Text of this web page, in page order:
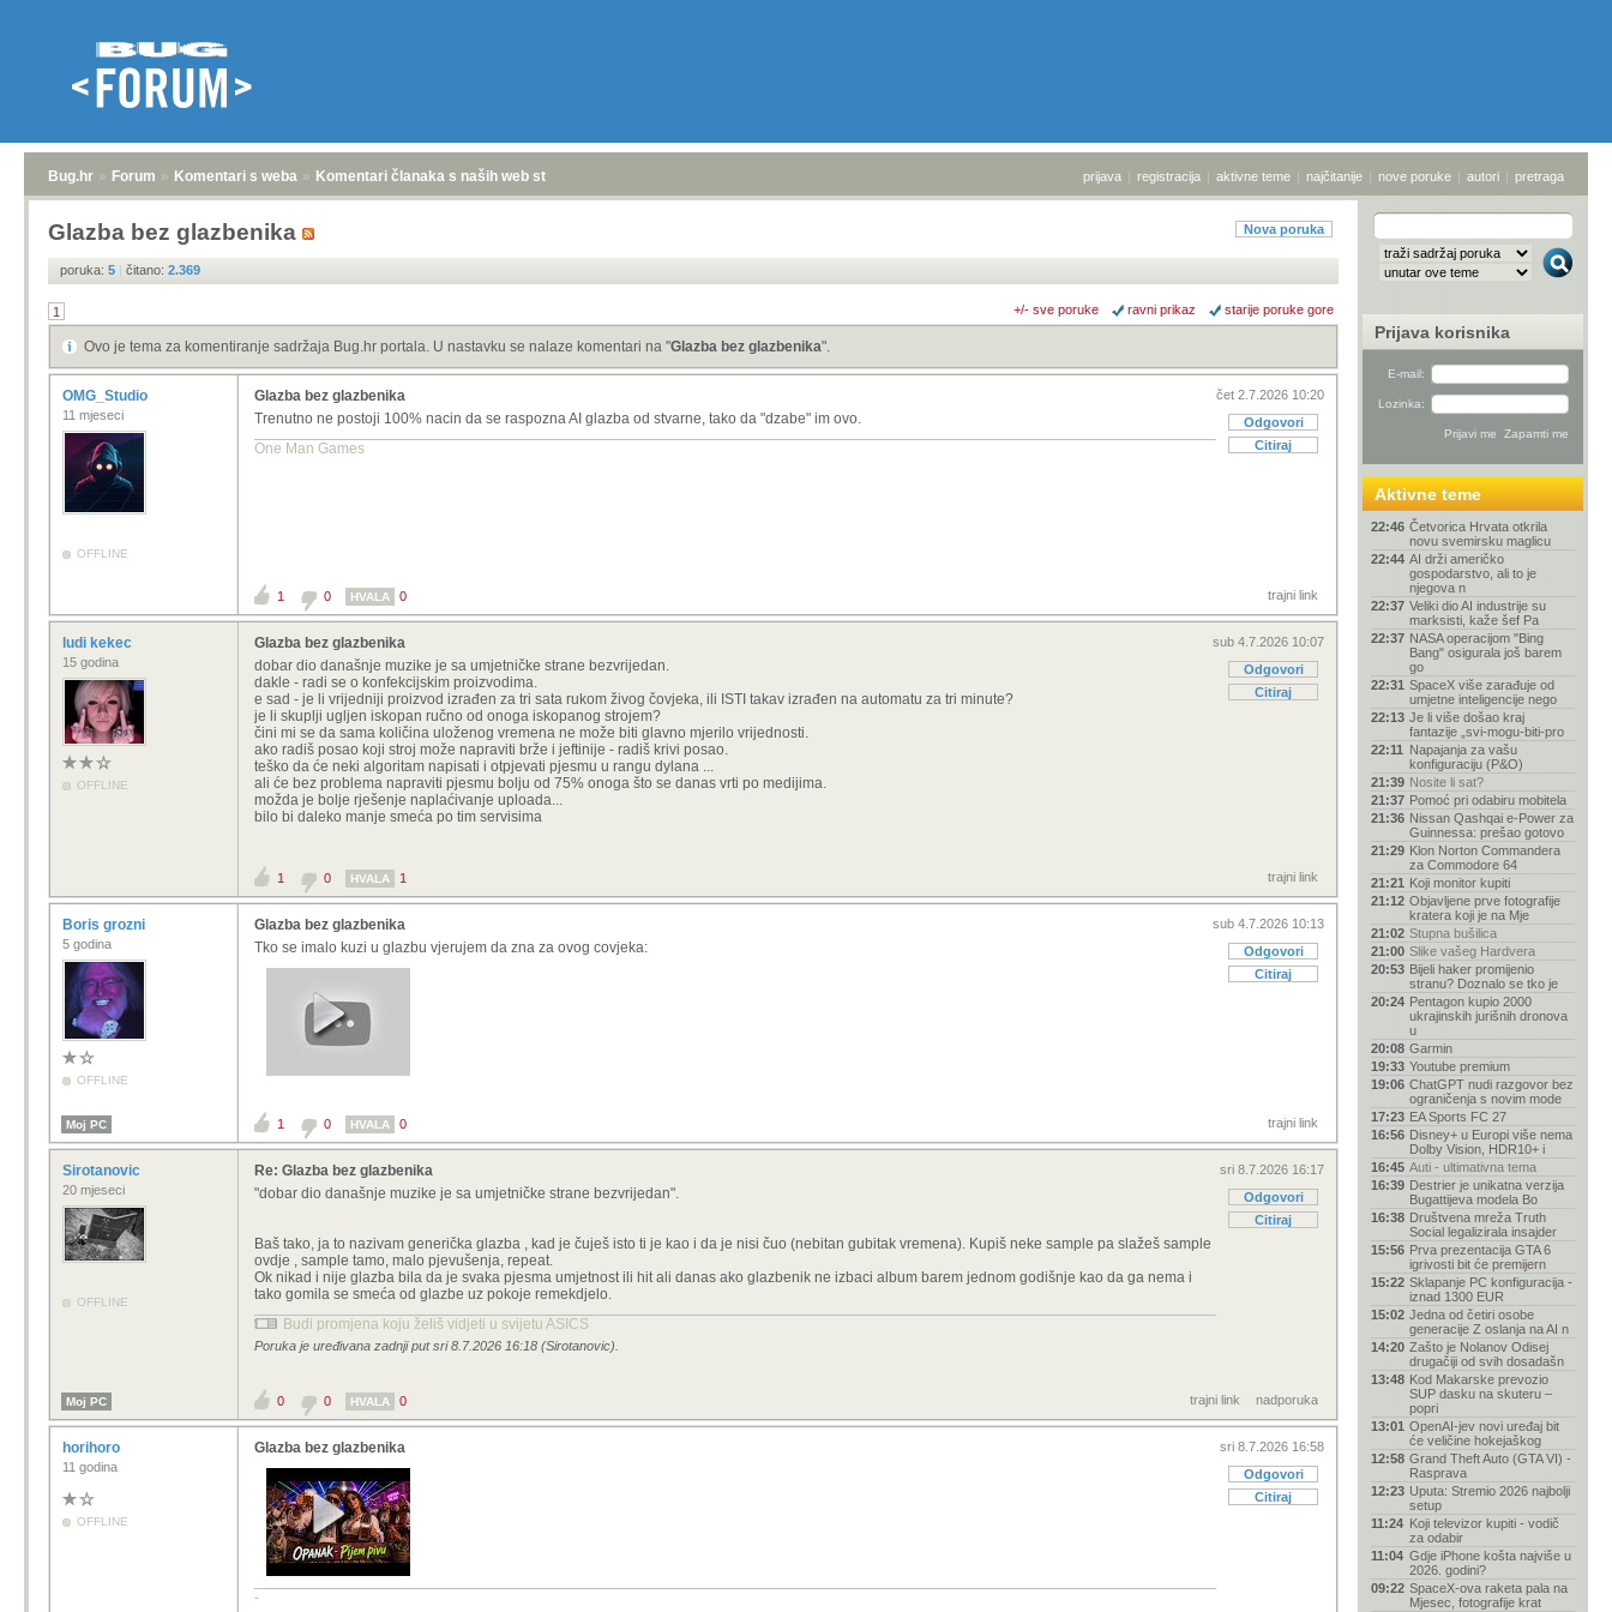
Bug.hr » Forum » Komentari s weba » Komentari članaka s naših web stranica prijava | registracija | aktivne teme | najčitanije | nove poruke | autori | pretraga
Nova poruka
Glazba bez glazbenika
poruka: 5 | čitano: 2.369
1 +/- sve poruke ravni prikaz starije poruke gore
Ovo je tema za komentiranje sadržaja Bug.hr portala. U nastavku se nalaze komentari na "Glazba bez glazbenika".
OMG_Studio
11 mjeseci
OFFLINE
čet 2.7.2026 10:20
Odgovori
Citiraj
Glazba bez glazbenika
Trenutno ne postoji 100% nacin da se raspozna AI glazba od stvarne, tako da "dzabe" im ovo.
One Man Games
trajni link
1 0 HVALA 0
ludi kekec
15 godina
OFFLINE
sub 4.7.2026 10:07
Odgovori
Citiraj
Glazba bez glazbenika
dobar dio današnje muzike je sa umjetničke strane bezvrijedan.
dakle - radi se o konfekcijskim proizvodima.
e sad - je li vrijedniji proizvod izrađen za tri sata rukom živog čovjeka, ili ISTI takav izrađen na automatu za tri minute?
je li skuplji ugljen iskopan ručno od onoga iskopanog strojem?
čini mi se da sama količina uloženog vremena ne može biti glavno mjerilo vrijednosti.
ako radiš posao koji stroj može napraviti brže i jeftinije - radiš krivi posao.
teško da će neki algoritam napisati i otpjevati pjesmu u rangu dylana ...
ali će bez problema napraviti pjesmu bolju od 75% onoga što se danas vrti po medijima.
možda je bolje rješenje naplaćivanje uploada...
bilo bi daleko manje smeća po tim servisima
trajni link
1 0 HVALA 1
Boris grozni
5 godina
OFFLINE
sub 4.7.2026 10:13
Odgovori
Citiraj
Glazba bez glazbenika
Tko se imalo kuzi u glazbu vjerujem da zna za ovog covjeka:
Moj PC trajni link
1 0 HVALA 0
Sirotanovic
20 mjeseci
OFFLINE
sri 8.7.2026 16:17
Odgovori
Citiraj
Re: Glazba bez glazbenika
"dobar dio današnje muzike je sa umjetničke strane bezvrijedan".
Baš tako, ja to nazivam generička glazba , kad je čuješ isto ti je kao i da je nisi čuo (nebitan gubitak vremena). Kupiš neke sample pa slažeš sample
ovdje , sample tamo, malo pjevušenja, repeat.
Ok nikad i nije glazba bila da je svaka pjesma umjetnost ili hit ali danas ako glazbenik ne izbaci album barem jednom godišnje kao da ga nema i
tako gomila se smeća od glazbe uz pokoje remekdjelo.
Budi promjena koju želiš vidjeti u svijetu ASICS
Poruka je uređivana zadnji put sri 8.7.2026 16:18 (Sirotanovic).
Moj PC trajni link nadporuka
0 0 HVALA 0
horihoro
11 godina
OFFLINE
sri 8.7.2026 16:58
Odgovori
Citiraj
Glazba bez glazbenika
-
Prijava korisnika
E-mail:
Lozinka:
Aktivne teme
22:46 Četvorica Hrvata otkrila
novu svemirsku maglicu
22:44 AI drži američko
gospodarstvo, ali to je
njegova n
22:37 Veliki dio AI industrije su
marksisti, kaže šef Pa
22:37 NASA operacijom "Bing
Bang" osigurala još barem
go
22:31 SpaceX više zarađuje od
umjetne inteligencije nego
22:13 Je li više došao kraj
fantazije „svi-mogu-biti-pro
22:11 Napajanja za vašu
konfiguraciju (P&O)
21:39 Nosite li sat?
21:37 Pomoć pri odabiru mobitela
21:36 Nissan Qashqai e-Power za
Guinnessa: prešao gotovo
21:29 Klon Norton Commandera
za Commodore 64
21:21 Koji monitor kupiti
21:12 Objavljene prve fotografije
kratera koji je na Mje
21:02 Stupna bušilica
21:00 Slike vašeg Hardvera
20:53 Bijeli haker promijenio
stranu? Doznalo se tko je
20:24 Pentagon kupio 2000
ukrajinskih jurišnih dronova
u
20:08 Garmin
19:33 Youtube premium
19:06 ChatGPT nudi razgovor bez
ograničenja s novim mode
17:23 EA Sports FC 27
16:56 Disney+ u Europi više nema
Dolby Vision, HDR10+ i
16:45 Auti - ultimativna tema
16:39 Destrier je unikatna verzija
Bugattijeva modela Bo
16:38 Društvena mreža Truth
Social legalizirala insajder
15:56 Prva prezentacija GTA 6
igrivosti bit će premijern
15:22 Sklapanje PC konfiguracija -
iznad 1300 EUR
15:02 Jedna od četiri osobe
generacije Z oslanja na AI n
14:20 Zašto je Nolanov Odisej
drugačiji od svih dosadašn
13:48 Kod Makarske prevozio
SUP dasku na skuteru –
popri
13:01 OpenAI-jev novi uređaj bit
će veličine hokejaškog
12:58 Grand Theft Auto (GTA VI) -
Rasprava
12:23 Uputa: Stremio 2026 najbolji
setup
11:24 Koji televizor kupiti - vodič
za odabir
11:04 Gdje iPhone košta najviše u
2026. godini?
09:22 SpaceX-ova raketa pala na
Mjesec, fotografije krat